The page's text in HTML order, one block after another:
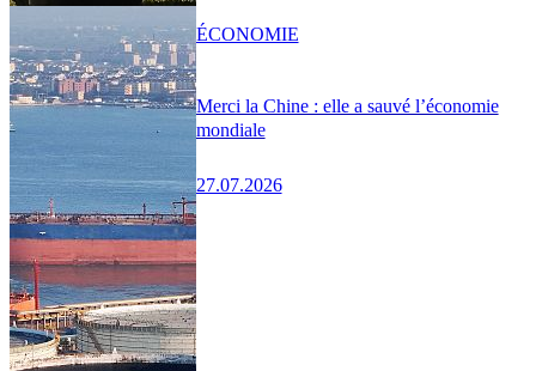
Merci la Chine : elle a sauvé l’économie
mondiale
27.07.2026
ÉCONOMIE